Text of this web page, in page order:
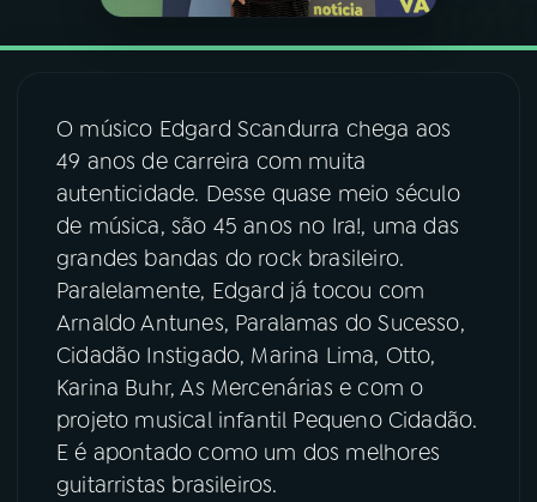
06VIDEOCASTS
07ÚLTIMAS
FESTIVAL DE MÚSICA
ACOMPANHE A RÁDIO NACIONAL
Instagram X
TikTok
O músico Edgard Scandurra chega aos
49 anos de carreira com muita
autenticidade. Desse quase meio século
de música, são 45 anos no Ira!, uma das
grandes bandas do rock brasileiro.
Paralelamente, Edgard já tocou com
Arnaldo Antunes, Paralamas do Sucesso,
Cidadão Instigado, Marina Lima, Otto,
Karina Buhr, As Mercenárias e com o
projeto musical infantil Pequeno Cidadão.
E é apontado como um dos melhores
guitarristas brasileiros.